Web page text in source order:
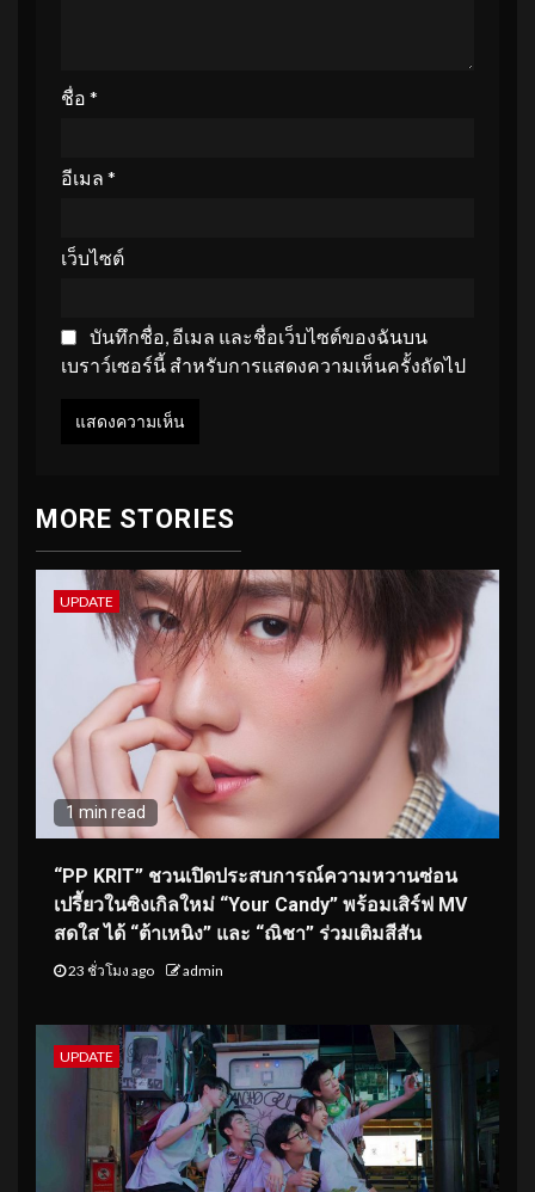
ชื่อ *
อีเมล *
เว็บไซต์
บันทึกชื่อ, อีเมล และชื่อเว็บไซต์ของฉันบน
เบราว์เซอร์นี้ สำหรับการแสดงความเห็นครั้งถัดไป
MORE STORIES
UPDATE
1 min read
“PP KRIT” ชวนเปิดประสบการณ์ความหวานซ่อน
เปรี้ยวในซิงเกิลใหม่ “Your Candy” พร้อมเสิร์ฟ MV
สดใส ได้ “ต้าเหนิง” และ “ณิชา” ร่วมเติมสีสัน
23 ชั่วโมง ago admin
UPDATE